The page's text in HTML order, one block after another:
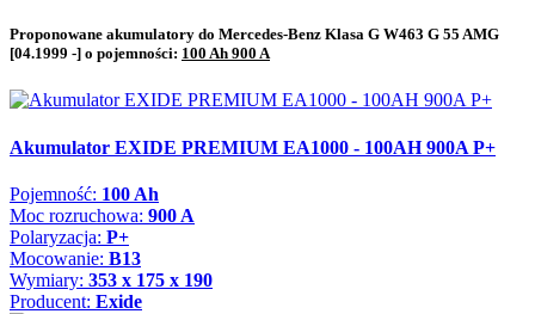
Proponowane akumulatory do Mercedes-Benz Klasa G W463 G 55 AMG
[04.1999 -] o pojemności: 100 Ah 900 A
Akumulator EXIDE PREMIUM EA1000 - 100AH 900A P+
Pojemność: 100 Ah
Moc rozruchowa: 900 A
Polaryzacja: P+
Mocowanie: B13
Wymiary: 353 x 175 x 190
Producent: Exide